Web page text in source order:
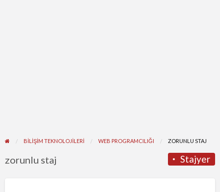
BİLİŞİM TEKNOLOJİLERİ WEB PROGRAMCILIĞI ZORUNLU STAJ
Stajyer
zorunlu staj